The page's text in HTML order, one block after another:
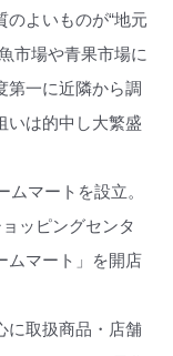
のよいものが“地元
市場や青果市場に
第一に近隣から調
いは的中し大繁盛
マートを設立。
ッピングセンタ
ムマート」を開店
に取扱商品・店舗